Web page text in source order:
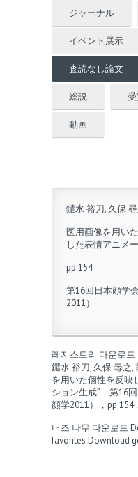
ジャーナル
イベント展示
査読なし論文
総説
動画
鑓水 裕刀, 久保
医用画像を用い
した表情アニメ
pp.154
第16回日本顔学
2011）
레지스트리 다운로드
鑓水 裕刀, 久保 尋之,
を用いた個性を反映
ション生成”，第16
顔学2011），pp.154
버즈 나무 다운로드
favorites Download